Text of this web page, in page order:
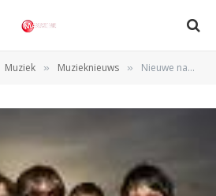
Muziek » Muzieknieuws » Nieuwe naam Oasis is Beady Eye